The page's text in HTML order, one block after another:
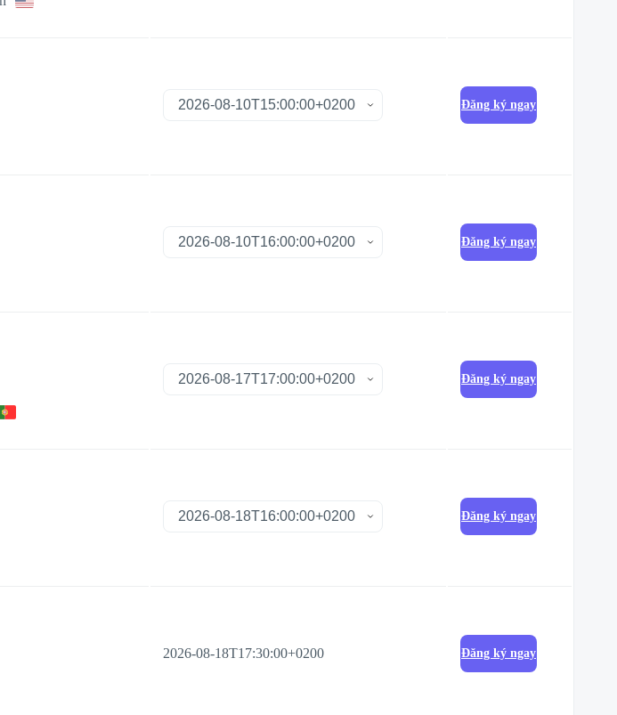
Đăng ký ngay
Đăng ký ngay
Đăng ký ngay
Đăng ký ngay
2026-08-18T17:30:00+0200 Đăng ký ngay